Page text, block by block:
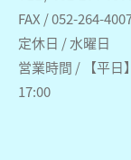
FAX / 052-264-
定休日 / 水曜日
営業時間 / 【平日
17:00